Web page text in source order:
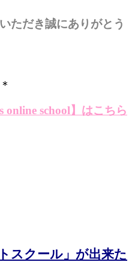
ただき誠にありがとう
online school】はこちら
スクール」が出来た